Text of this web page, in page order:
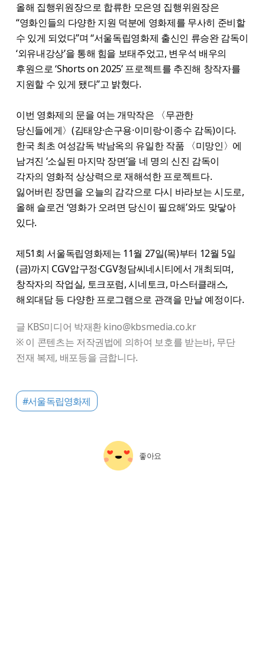
올해 집행위원장으로 합류한 모은영 집행위원장은
“영화인들의 다양한 지원 덕분에 영화제를 무사히 준비할
수 있게 되었다”며 “서울독립영화제 출신인 류승완 감독이
‘외유내강상’을 통해 힘을 보태주었고, 변우석 배우의
후원으로 ‘Shorts on 2025’ 프로젝트를 추진해 창작자를
지원할 수 있게 됐다”고 밝혔다.
이번 영화제의 문을 여는 개막작은 〈무관한
당신들에게〉(김태양·손구용·이미랑·이종수 감독)이다.
한국 최초 여성감독 박남옥의 유일한 작품 〈미망인〉에
남겨진 ‘소실된 마지막 장면’을 네 명의 신진 감독이
각자의 영화적 상상력으로 재해석한 프로젝트다.
잃어버린 장면을 오늘의 감각으로 다시 바라보는 시도로,
올해 슬로건 ‘영화가 오려면 당신이 필요해’와도 맞닿아
있다.
제51회 서울독립영화제는 11월 27일(목)부터 12월 5일
(금)까지 CGV압구정·CGV청담씨네시티에서 개최되며,
창작자의 작업실, 토크포럼, 시네토크, 마스터클래스,
해외대담 등 다양한 프로그램으로 관객을 만날 예정이다.
글 KBS미디어 박재환 kino@kbsmedia.co.kr
※ 이 콘텐츠는 저작권법에 의하여 보호를 받는바, 무단
전재 복제, 배포등을 금합니다.
#서울독립영화제
좋아요